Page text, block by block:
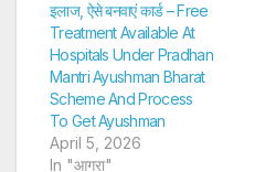
इलाज, ऐसे बनवाएं कार्ड – Free
Treatment Available At
Hospitals Under Pradhan
Mantri Ayushman Bharat
Scheme And Process
To Get Ayushman
April 5, 2026
In "आगरा"